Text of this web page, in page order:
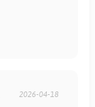
2026-04-18